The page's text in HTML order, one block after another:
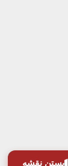
بستن نقشه